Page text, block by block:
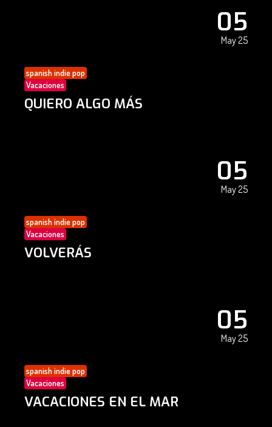
05
May 25
spanish indie pop
Vacaciones
QUIERO ALGO MÁS
05
May 25
spanish indie pop
Vacaciones
VOLVERÁS
05
May 25
spanish indie pop
Vacaciones
VACACIONES EN EL MAR